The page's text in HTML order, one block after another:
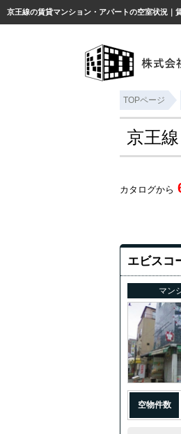
京王線の賃貸マンション・アパートの空室状況｜
TOPページ
京王
カタログから
エビスコ
マン
空物件数